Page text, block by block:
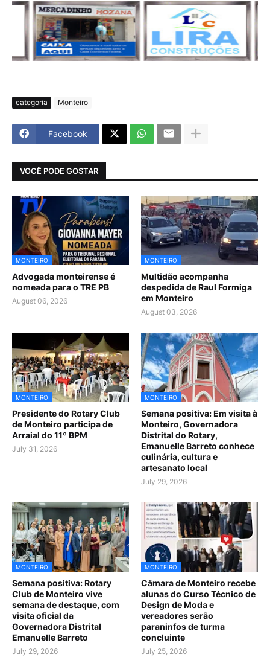
categoria Monteiro
Facebook
VOCÊ PODE GOSTAR
MONTEIRO
Advogada monteirense é
nomeada para o TRE PB
August 06, 2026
MONTEIRO
Multidão acompanha
despedida de Raul Formiga
em Monteiro
August 03, 2026
MONTEIRO
Presidente do Rotary Club
de Monteiro participa de
Arraial do 11º BPM
July 31, 2026
MONTEIRO
Semana positiva: Em visita à
Monteiro, Governadora
Distrital do Rotary,
Emanuelle Barreto conhece
culinária, cultura e
artesanato local
July 29, 2026
MONTEIRO
Semana positiva: Rotary
Club de Monteiro vive
semana de destaque, com
visita oficial da
Governadora Distrital
Emanuelle Barreto
July 29, 2026
MONTEIRO
Câmara de Monteiro recebe
alunas do Curso Técnico de
Design de Moda e
vereadores serão
paraninfos de turma
concluinte
July 25, 2026